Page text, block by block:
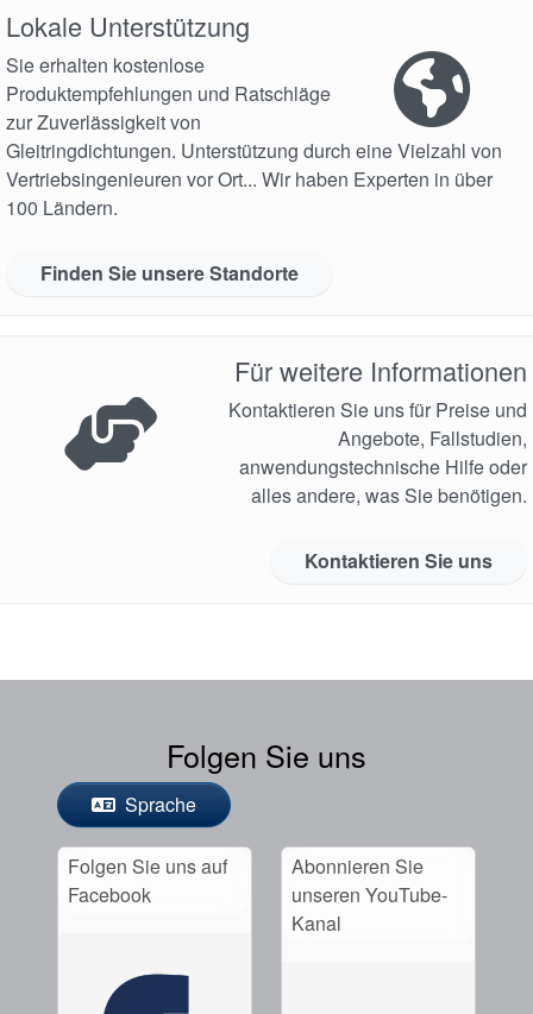
Lokale Unterstützung
Sie erhalten kostenlose
Produktempfehlungen und Ratschläge
zur Zuverlässigkeit von
Gleitringdichtungen. Unterstützung durch eine Vielzahl von
Vertriebsingenieuren vor Ort... Wir haben Experten in über
100 Ländern.
Finden Sie unsere Standorte
Für weitere Informationen
Kontaktieren Sie uns für Preise und
Angebote, Fallstudien,
anwendungstechnische Hilfe oder
alles andere, was Sie benötigen.
Kontaktieren Sie uns
Folgen Sie uns
Sprache
Folgen Sie uns auf
Facebook
Abonnieren Sie
unseren YouTube-
Kanal